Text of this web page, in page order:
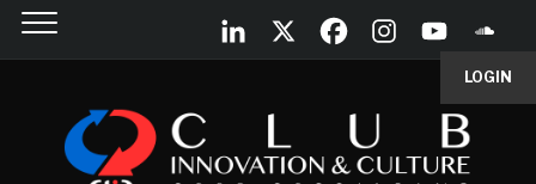
LOGIN